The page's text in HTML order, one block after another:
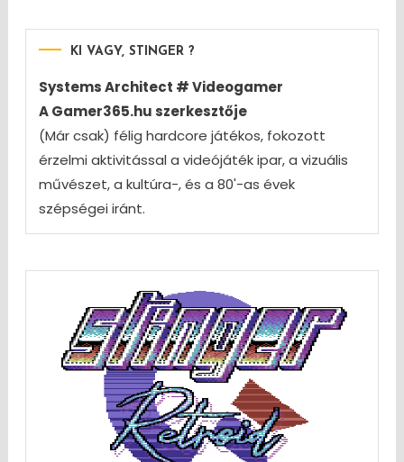
KI VAGY, STINGER ?
Systems Architect # Videogamer
A Gamer365.hu szerkesztője
(Már csak) félig hardcore játékos, fokozott
érzelmi aktivitással a videójáték ipar, a vizuális
művészet, a kultúra-, és a 80'-as évek
szépségei iránt.